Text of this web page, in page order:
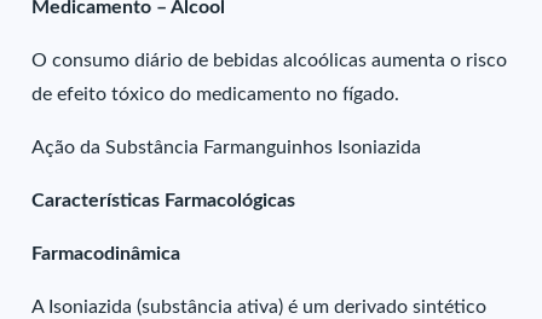
Medicamento – Álcool
O consumo diário de bebidas alcoólicas aumenta o risco
de efeito tóxico do medicamento no fígado.
Ação da Substância Farmanguinhos Isoniazida
Características Farmacológicas
Farmacodinâmica
A Isoniazida (substância ativa) é um derivado sintético